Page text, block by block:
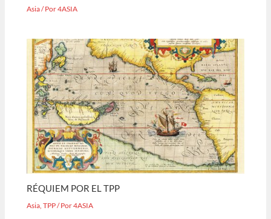
Asia/ Por4ASIA
RÉQUIEM POR EL TPP
Asia ,TPP/ Por4ASIA